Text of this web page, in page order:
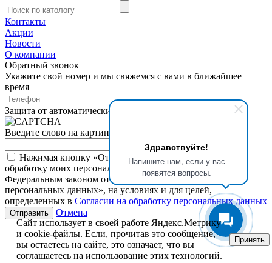
Здравствуйте!
Напишите нам, если у вас
появятся вопросы.
Контакты
Акции
Новости
О компании
Обратный звонок
Укажите свой номер и мы свяжемся с вами в ближайшее
время
Защита от автоматических сообщений
Введите слово на картинке
Нажимая кнопку «Отправить», я даю свое согласие на
обработку моих персональных данных, в соответствии с
Федеральным законом от 27.07.2006 года №152-ФЗ «О
персональных данных», на условиях и для целей,
определенных в Согласии на обработку персональных данных
Отмена
Сайт использует в своей работе Яндекс.Метрику
иcookie-файлы. Если, прочитав это сообщение,
вы остаетесь на сайте, это означает, что вы
соглашаетесь на использование этих технологий.
Принять